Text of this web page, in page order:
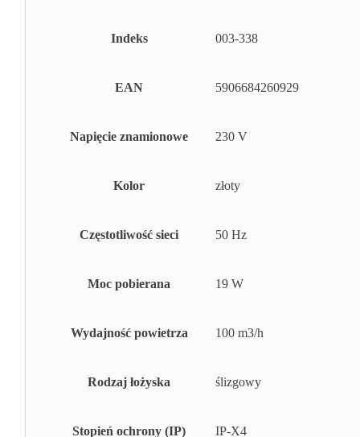
Indeks 003-338
EAN 5906684260929
Napięcie znamionowe 230 V
Kolor złoty
Częstotliwość sieci 50 Hz
Moc pobierana 19 W
Wydajność powietrza 100 m3/h
Rodzaj łożyska ślizgowy
Stopień ochrony (IP) IP-X4